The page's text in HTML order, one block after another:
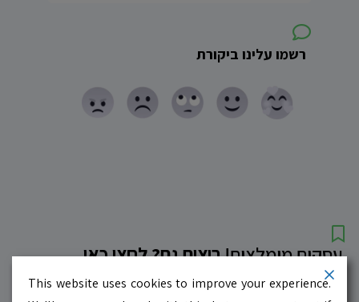
רשמו עלינו ביקורת
עסקים מומלצים!רוצים גם? לחצו כאן
לדף העסק
This website uses cookies to improve your experience.